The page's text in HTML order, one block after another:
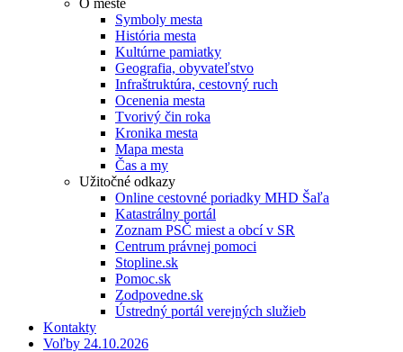
O meste
Symboly mesta
História mesta
Kultúrne pamiatky
Geografia, obyvateľstvo
Infraštruktúra, cestovný ruch
Ocenenia mesta
Tvorivý čin roka
Kronika mesta
Mapa mesta
Čas a my
Užitočné odkazy
Online cestovné poriadky MHD Šaľa
Katastrálny portál
Zoznam PSČ miest a obcí v SR
Centrum právnej pomoci
Stopline.sk
Pomoc.sk
Zodpovedne.sk
Ústredný portál verejných služieb
Kontakty
Voľby 24.10.2026